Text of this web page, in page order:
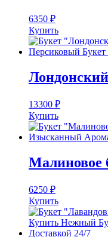
6350 ₽
Купить
13300 ₽
Купить
Малиновое
6250 ₽
Купить